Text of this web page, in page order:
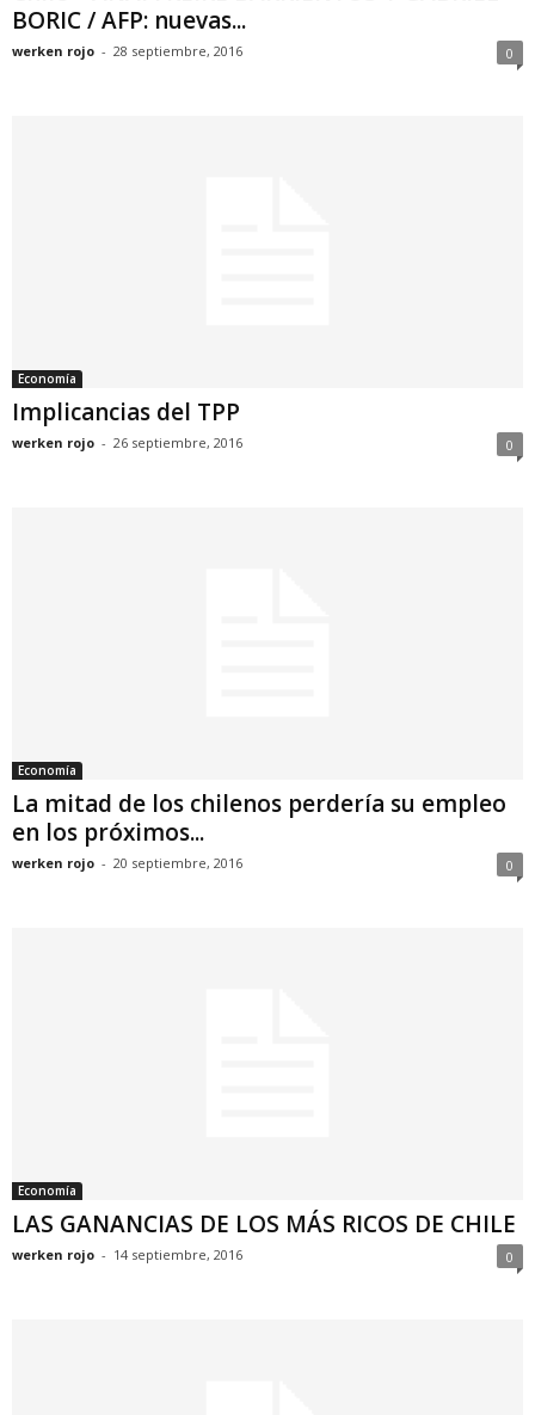
BORIC / AFP: nuevas...
werken rojo - 28 septiembre, 2016 0
Economía
Implicancias del TPP
werken rojo - 26 septiembre, 2016 0
Economía
La mitad de los chilenos perdería su empleo
en los próximos...
werken rojo - 20 septiembre, 2016 0
Economía
LAS GANANCIAS DE LOS MÁS RICOS DE CHILE
werken rojo - 14 septiembre, 2016 0